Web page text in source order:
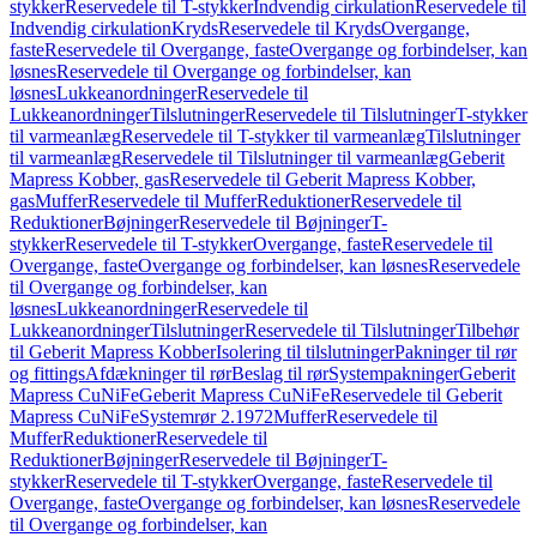
stykkerReservedele til T-stykkerIndvendig cirkulationReservedele til
Indvendig cirkulationKrydsReservedele til KrydsOvergange,
fasteReservedele til Overgange, fasteOvergange og forbindelser, kan
løsnesReservedele til Overgange og forbindelser, kan
løsnesLukkeanordningerReservedele til
LukkeanordningerTilslutningerReservedele til TilslutningerT-stykker
til varmeanlægReservedele til T-stykker til varmeanlægTilslutninger
til varmeanlægReservedele til Tilslutninger til varmeanlægGeberit
Mapress Kobber, gasReservedele til Geberit Mapress Kobber,
gasMufferReservedele til MufferReduktionerReservedele til
ReduktionerBøjningerReservedele til BøjningerT-
stykkerReservedele til T-stykkerOvergange, fasteReservedele til
Overgange, fasteOvergange og forbindelser, kan løsnesReservedele
til Overgange og forbindelser, kan
løsnesLukkeanordningerReservedele til
LukkeanordningerTilslutningerReservedele til TilslutningerTilbehør
til Geberit Mapress KobberIsolering til tilslutningerPakninger til rør
og fittingsAfdækninger til rørBeslag til rørSystempakningerGeberit
Mapress CuNiFeGeberit Mapress CuNiFeReservedele til Geberit
Mapress CuNiFeSystemrør 2.1972MufferReservedele til
MufferReduktionerReservedele til
ReduktionerBøjningerReservedele til BøjningerT-
stykkerReservedele til T-stykkerOvergange, fasteReservedele til
Overgange, fasteOvergange og forbindelser, kan løsnesReservedele
til Overgange og forbindelser, kan